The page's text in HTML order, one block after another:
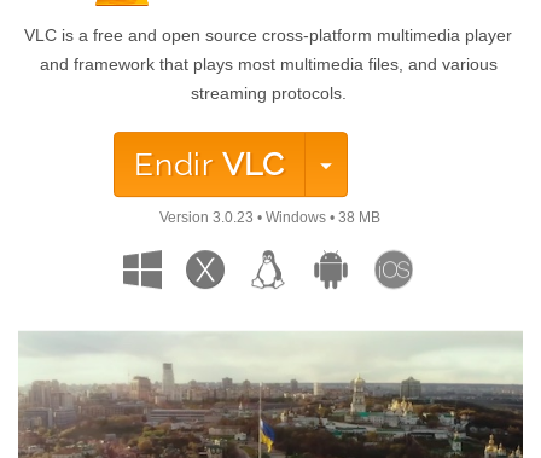
VLC is a free and open source cross-platform multimedia player
and framework that plays most multimedia files, and various
streaming protocols.
Endir VLC
Version 3.0.23 • Windows • 38 MB